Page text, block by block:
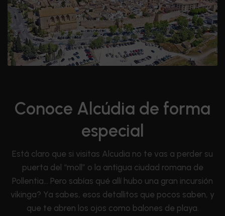
Conoce Alcúdia de forma
especial
Está claro que si visitas Alcudia no te vas a perder su
puerta del “moll” o la antigua ciudad romana de
Pollentia… Pero sabías qué allí hubo una gran incursión
vikinga? Ya sabes, esos detallitos que pocos saben, y
que te abren los ojos como balones de playa.